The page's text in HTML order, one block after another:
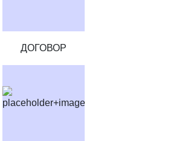
ДОГОВОР